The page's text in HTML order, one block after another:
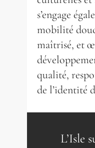
s’engage
mobilité
maîtrisé, et
qualité,
de l’identité
L’Isle